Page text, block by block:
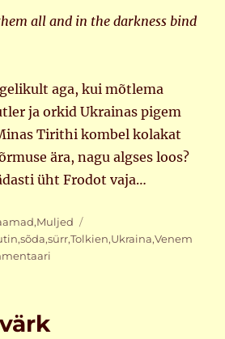
all and in the darkness bind
aga, kui mõtlema
ja orkid Ukrainas pigem
Tirithi kombel kolakat
ära, nagu algses loos?
üht Frodot vaja…
,Muljed
,sõda,sürr,Tolkien,Ukraina,Venem